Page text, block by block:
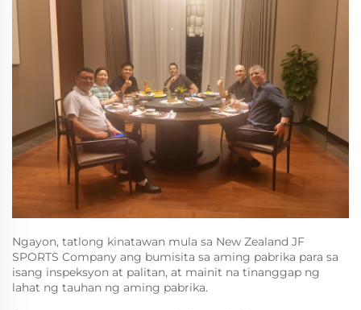
Ngayon, tatlong kinatawan mula sa New Zealand JF
SPORTS Company ang bumisita sa aming pabrika para sa
isang inspeksyon at palitan, at mainit na tinanggap ng
lahat ng tauhan ng aming pabrika.